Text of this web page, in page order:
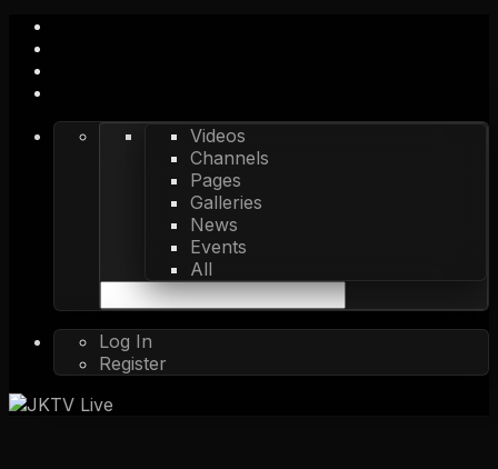
Videos
Channels
Pages
Galleries
News
Events
All
Log In
Register